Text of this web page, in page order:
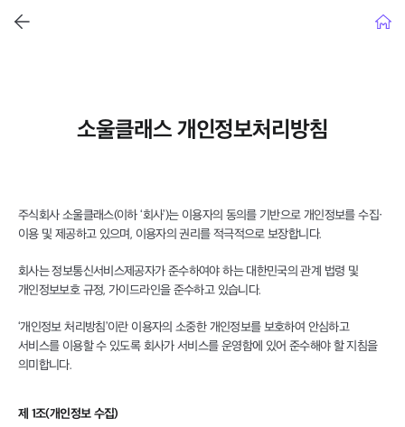
뒤로가기 홈
소울클래스 개인정보처리방침
주식회사 소울클래스(이하 ‘회사’)는 이용자의 동의를 기반으로 개인정보를 수집·
이용 및 제공하고 있으며, 이용자의 권리를 적극적으로 보장합니다.
회사는 정보통신서비스제공자가 준수하여야 하는 대한민국의 관계 법령 및
개인정보보호 규정, 가이드라인을 준수하고 있습니다.
‘개인정보 처리방침’이란 이용자의 소중한 개인정보를 보호하여 안심하고
서비스를 이용할 수 있도록 회사가 서비스를 운영함에 있어 준수해야 할 지침을
의미합니다.
제 1조(개인정보 수집)